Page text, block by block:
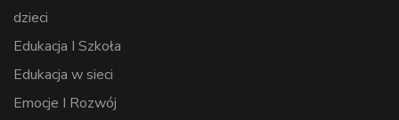
dzieci
Edukacja I Szkoła
Edukacja w sieci
Emocje I Rozwój